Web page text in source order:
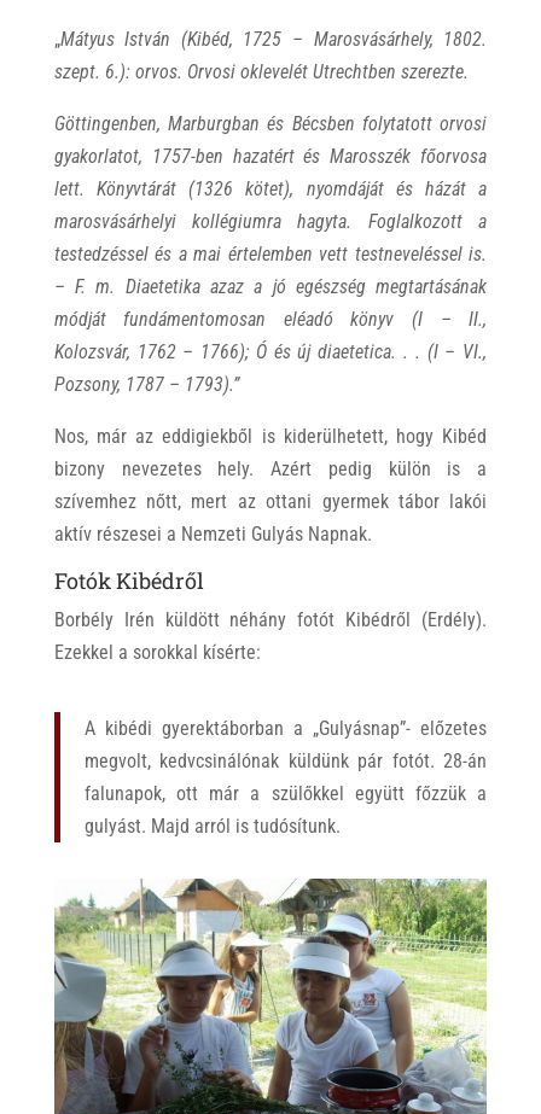
„Mátyus István (Kibéd, 1725 – Marosvásárhely, 1802.
szept. 6.): orvos. Orvosi oklevelét Utrechtben szerezte.
Göttingenben, Marburgban és Bécsben folytatott orvosi
gyakorlatot, 1757-ben hazatért és Marosszék főorvosa
lett. Könyvtárát (1326 kötet), nyomdáját és házát a
marosvásárhelyi kollégiumra hagyta. Foglalkozott a
testedzéssel és a mai értelemben vett testneveléssel is.
– F. m. Diaetetika azaz a jó egészség megtartásának
módját fundámentomosan eléadó könyv (I – II.,
Kolozsvár, 1762 – 1766); Ó és új diaetetica. . . (I – VI.,
Pozsony, 1787 – 1793).”
Nos, már az eddigiekből is kiderülhetett, hogy Kibéd
bizony nevezetes hely. Azért pedig külön is a
szívemhez nőtt, mert az ottani gyermek tábor lakói
aktív részesei a Nemzeti Gulyás Napnak.
Fotók Kibédről
Borbély Irén küldött néhány fotót Kibédről (Erdély).
Ezekkel a sorokkal kísérte:
A kibédi gyerektáborban a „Gulyásnap”- előzetes
megvolt, kedvcsinálónak küldünk pár fotót. 28-án
falunapok, ott már a szülőkkel együtt főzzük a
gulyást. Majd arról is tudósítunk.